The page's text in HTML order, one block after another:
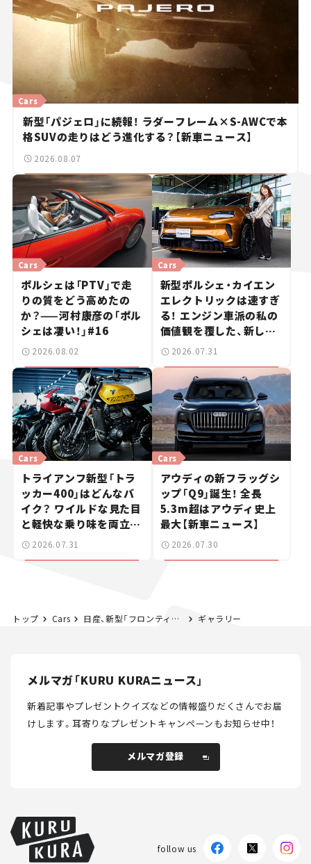
新型「パジェロ」に続報！ ラダーフレーム×S-AWCで本
格SUVの走りはどう進化する？【新車ニュース】
Cars
2026.08.07
ポルシェは「PTV」で走
りの質をどう高めたの
か？——河村康彦の「ポル
シェは凄い！」#16
Cars
2026.08.02
新型ポルシェ・カイエン
エレクトリックは速すぎ
る！ エンジン車派の私の
価値観を覆した、新しい
ポルシェの走り。
Cars
2026.07.31
トライアンフ新型「トラ
ッカー400」はどんなバ
イク？ ワイルドな見た目
と軽快な乗り味を両立し
た400ccフラットトラッ
Cars
2026.07.31
アウディの新フラッグシ
ップ「Q9」誕生！ 全長
5.3m超はアウディ史上
最大【新車ニュース】
Cars
2026.07.30
トップ Cars 日産、新型「フロンティアプロ」を初公開！ 同社初のPHEVピックアップトラック、日本導入はある？【新車ニュース】 ギャラリー
メルマガ「KURU KURAニュース」
新着記事やプレゼントクイズなどの情報盛りだくさんでお届
けします。耳寄りなプレゼントキャンペーンもお知らせ中！
メルマガ登録
follow us